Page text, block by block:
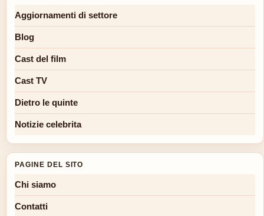
Aggiornamenti di settore
Blog
Cast del film
Cast TV
Dietro le quinte
Notizie celebrita
PAGINE DEL SITO
Chi siamo
Contatti